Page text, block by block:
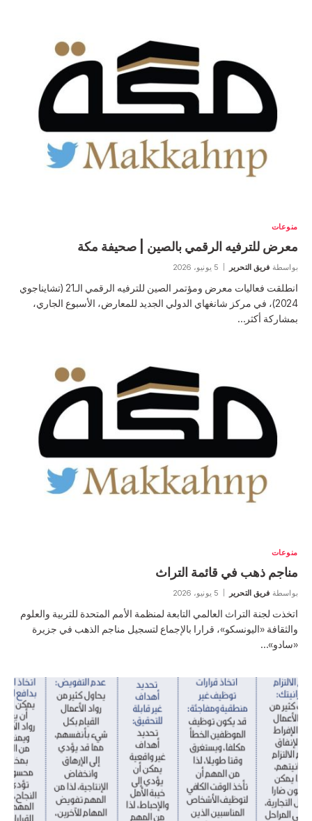
منوعات
معرض للترفيه الرقمي بالصين | صحيفة مكة
بواسطة فريق التحرير 5 يونيو، 2026
انطلقت فعاليات معرض ومؤتمر الصين للترفيه الرقمي الـ21 (تشايناجوي
2024)، في مركز شانغهاي الدولي الجديد للمعارض، الأسبوع الجاري،
بمشاركة أكثر…
منوعات
مناجم ذهب في قائمة التراث
بواسطة فريق التحرير 5 يونيو، 2026
اتخذت لجنة التراث العالمي التابعة لمنظمة الأمم المتحدة للتربية والعلوم
والثقافة «اليونسكو»، قرارا بالإجماع لتسجيل مناجم الذهب في جزيرة
«سادو»…